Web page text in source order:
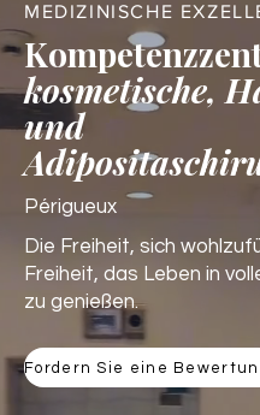
MEDIZINISCHE
kosmetische,
und
Périgueux
Die Freiheit, sich
Freiheit, das Leben in
zu genießen.